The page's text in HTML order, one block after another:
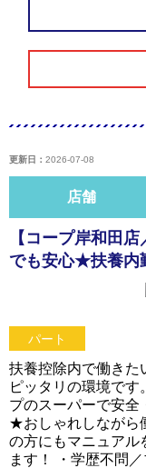
更新日： 2026-07-08
店舗
【コープ岸和田
でも安心★扶養内
パート
扶養控除内で働きた
ピッタリの環境で
プのスーパーで安
★おしゃれしながら
の方にもマニュアル
ます！ ・学歴不問